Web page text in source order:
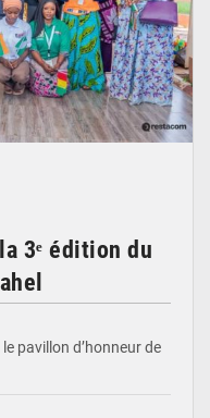
3ᵉ édition du
pavillon d’honneur de